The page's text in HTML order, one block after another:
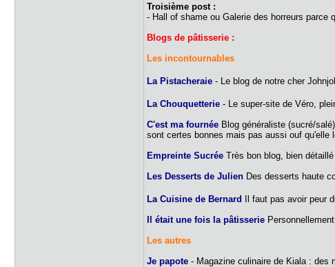
Troisième post :
- Hall of shame ou Galerie des horreurs
Blogs de pâtisserie :
Les incontournables
La Pistacheraie - Le blog de notre cher
La Chouquetterie - Le super-site de Véro,
C'est ma fournée Blog généraliste (sucré/
sont certes bonnes mais pas aussi ouf qu'elle
Empreinte Sucrée Très bon blog, bien
Les Desserts de Julien Des desserts haute
La Cuisine de Bernard Il faut pas avoir peur
Il était une fois la pâtisserie
Les autres
Je papote - Magazine culinaire de Kiala : des